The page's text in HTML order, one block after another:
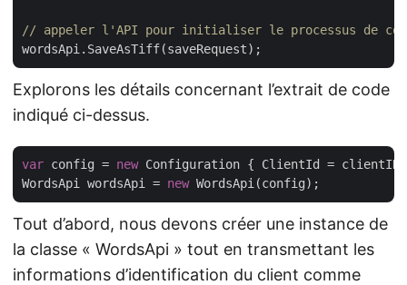
// appeler l'API pour initialiser le processus de
Explorons les détails concernant l’extrait de code
indiqué ci-dessus.
var config = new Configuration { ClientId =
WordsApi wordsApi = new
Tout d’abord, nous devons créer une instance de
la classe « WordsApi » tout en transmettant les
informations d’identification du client comme